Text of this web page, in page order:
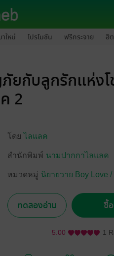
าใหม่ โปรโมชัน ฟรีกระจาย ฮิ
กับลูกรักแห่งโ
2
โดย ไลแลค
สำนักพิมพ์ นามปากกาไลแลค
หมวดหมู่ นิยายวาย Boy Love /
ทดลองอ่าน ซื้
5.00 1